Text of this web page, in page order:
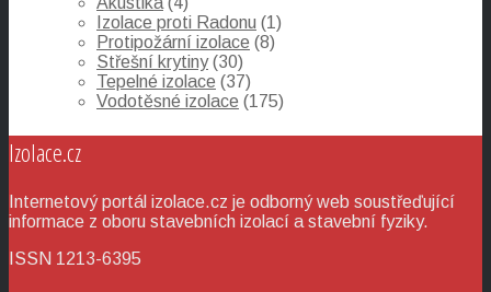
Izolace proti Radonu (1)
Protipožární izolace (8)
Střešní krytiny(30)
Tepelné izolace (37)
Vodotěsné izolace (175)
Izolace.cz
Internetový portál izolace.cz je odborný web soustřeďující
informace z oboru stavebních izolací a stavební fyziky.
ISSN 1213-6395